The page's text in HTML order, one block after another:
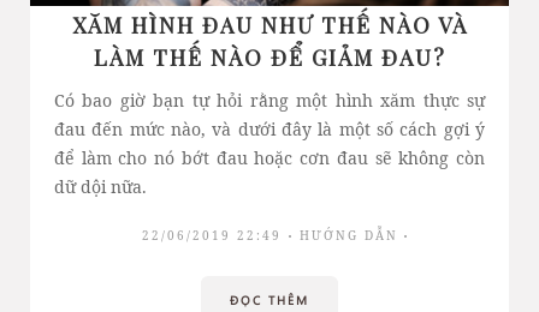
XĂM HÌNH ĐAU NHƯ THẾ NÀO VÀ
LÀM THẾ NÀO ĐỂ GIẢM ĐAU?
Có bao giờ bạn tự hỏi rằng một hình xăm thực sự
đau đến mức nào, và dưới đây là một số cách gợi ý
để làm cho nó bớt đau hoặc cơn đau sẽ không còn
dữ dội nữa.
22/06/2019 22:49 HƯỚNG DẪN
ĐỌC THÊM